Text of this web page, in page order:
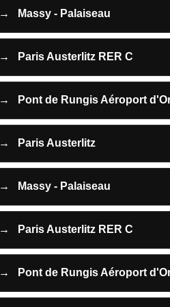
→ Massy - Palaiseau
→ Paris Austerlitz RER C
→ Pont de Rungis Aéroport
→ Paris Austerlitz
→ Massy - Palaiseau
→ Paris Austerlitz RER C
→ Pont de Rungis Aéroport